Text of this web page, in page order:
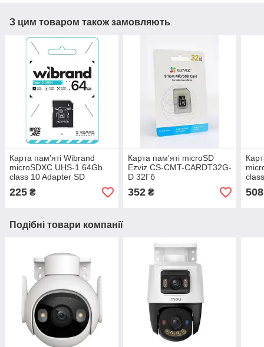
З цим товаром також замовляють
Карта пам'яті Wibrand
microSDXC UHS-1 64Gb
class 10 Adapter SD
225 ₴
Карта пам'яті microSD
Ezviz CS-CMT-CARDT32G-
D 32Гб
352₴ 508
Подібні товари компанії